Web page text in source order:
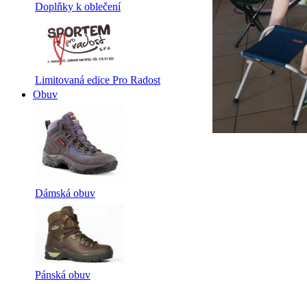
Doplňky k oblečení
Limitovaná edice Pro Radost
Obuv
Dámská obuv
Pánská obuv